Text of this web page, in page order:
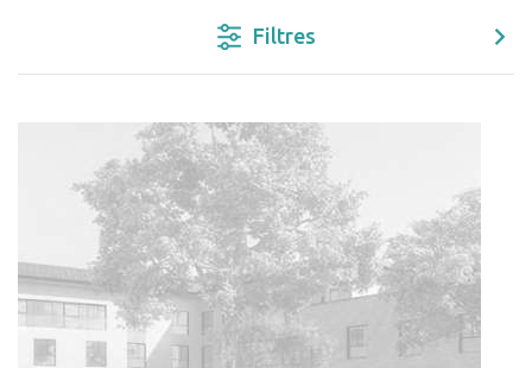
Filtres